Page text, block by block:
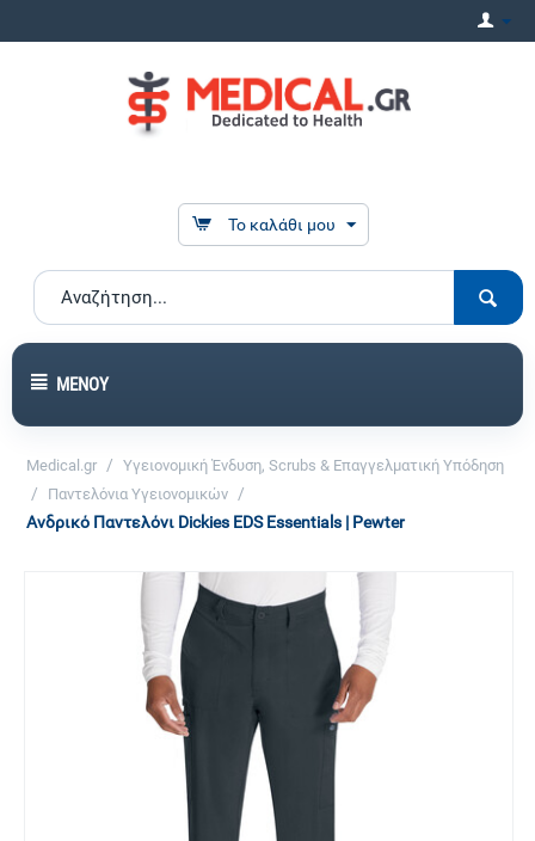
Το καλάθι μου
ΜΕΝΟΎ
Medical.gr / Υγειονομική Ένδυση, Scrubs & Επαγγελματική Υπόδηση
/ Παντελόνια Υγειονομικών /
Ανδρικό Παντελόνι Dickies EDS Essentials | Pewter